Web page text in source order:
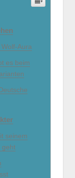
Aura
es beim
seinem
geht